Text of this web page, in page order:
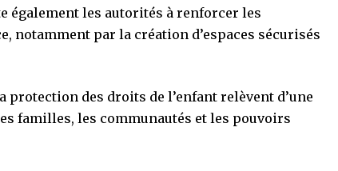
également les autorités à renforcer les
notamment par la création d’espaces sécurisés
des droits de l’enfant relèvent d’une
familles, les communautés et les pouvoirs